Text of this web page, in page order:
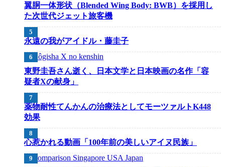
翼胴一体形状（Blended Wing Body: BWB）を採用し
た次世代ジェット旅客機
永遠の我がアイドル・藤圭子
東野圭吾さん逝く、日本文学と日本映画の名作「容
疑者Xの献身」
薬物耐性てんかんの治療法としてモーツァルトK448
効果
心惹かれる動画「100年前の美しいアイヌ民族」